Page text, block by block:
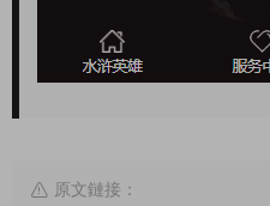
原文鏈接：